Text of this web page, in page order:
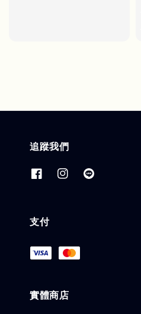
追蹤我們
支付
實體商店